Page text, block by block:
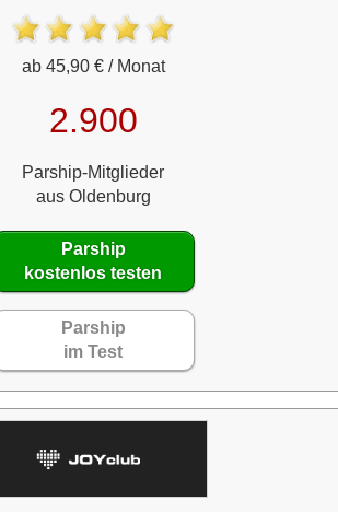
ab 45,90 € / Monat
2.900
Parship-Mitglieder
aus Oldenburg
Parship
kostenlos testen
Parship
im Test